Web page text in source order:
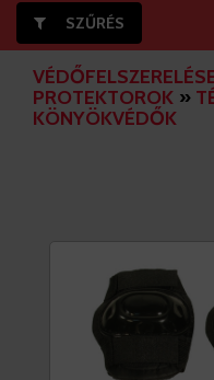
SZŰRÉS
PROTEKTOROK »
KÖNYÖKVÉDŐK